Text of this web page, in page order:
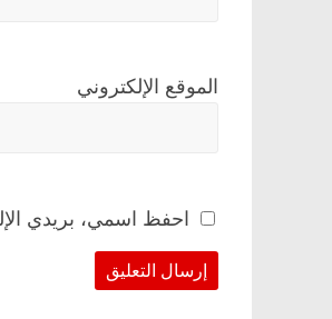
الموقع الإلكتروني
احفظ اسمي، بريدي